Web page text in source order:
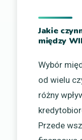
Jakie
między
Wybór
od wielu
różny
Przede